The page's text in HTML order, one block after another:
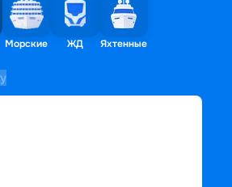
Морские ЖД Яхтенные